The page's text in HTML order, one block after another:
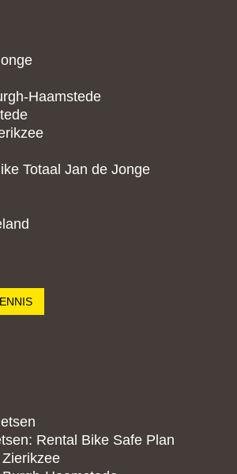
Haamstede
Totaal Jan de Jonge
Rental Bike Safe Plan